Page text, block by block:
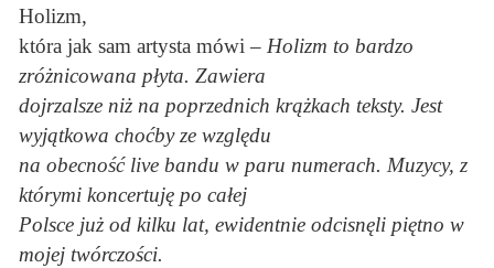
Holizm,
która jak sam artysta mówi – Holizm to bardzo
zróżnicowana płyta. Zawiera
dojrzalsze niż na poprzednich krążkach teksty. Jest
wyjątkowa choćby ze względu
na obecność live bandu w paru numerach. Muzycy, z
którymi koncertuję po całej
Polsce już od kilku lat, ewidentnie odcisnęli piętno w
mojej twórczości.